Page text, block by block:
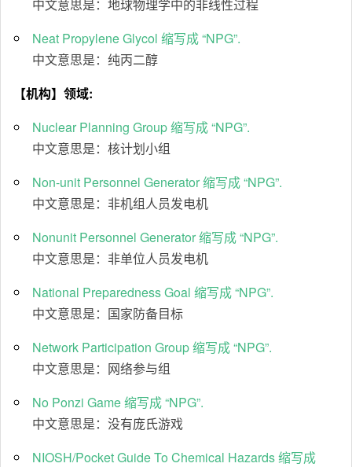
中文意思是：地球物理学中的非线性过程
Neat Propylene Glycol 缩写成 “NPG”.
中文意思是：纯丙二醇
【机构】领域:
Nuclear Planning Group 缩写成 “NPG”.
中文意思是：核计划小组
Non-unit Personnel Generator 缩写成 “NPG”.
中文意思是：非机组人员发电机
Nonunit Personnel Generator 缩写成 “NPG”.
中文意思是：非单位人员发电机
National Preparedness Goal 缩写成 “NPG”.
中文意思是：国家防备目标
Network Participation Group 缩写成 “NPG”.
中文意思是：网络参与组
No Ponzi Game 缩写成 “NPG”.
中文意思是：没有庞氏游戏
NIOSH/Pocket Guide To Chemical Hazards 缩写成